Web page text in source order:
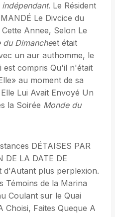
indépendant. Le Résident
Le Divcice du
Annee, Selon Le
du Dimancheet était
un aur authomme, le
est compris Qu'il n'était
au moment de sa
Lui Avait Envoyé Un
la Soirée Monde du
DÉTAISES PAR
DE LA DATE DE
d'Autant plus perplexion.
Témoins de la Marina
Coulant sur le Quai
Choisi, Faites Queque A